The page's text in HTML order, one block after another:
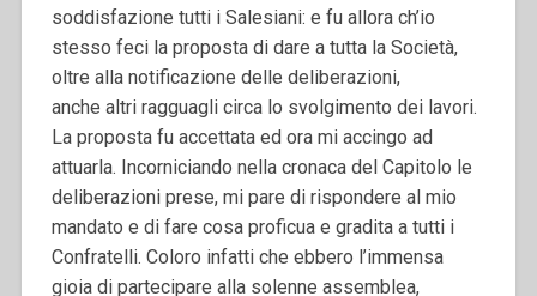
soddisfazione tutti i Salesiani: e fu allora ch’io
stesso feci la proposta di dare a tutta la Società,
oltre alla notificazione delle deliberazioni,
anche altri ragguagli circa lo svolgimento dei lavori.
La proposta fu accettata ed ora mi accingo ad
attuarla. Incorniciando nella cronaca del Capitolo le
deliberazioni prese, mi pare di rispondere al mio
mandato e di fare cosa proficua e gradita a tutti i
Confratelli. Coloro infatti che ebbero l’immensa
gioia di partecipare alla solenne assemblea,